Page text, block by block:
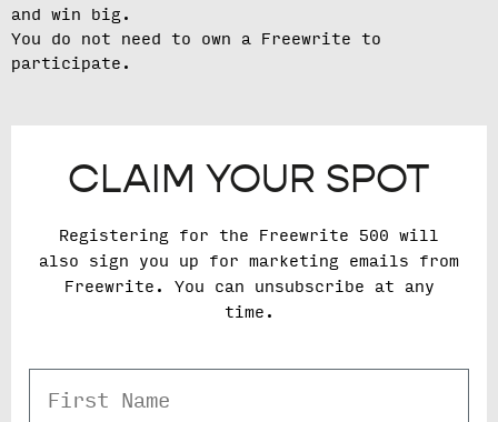
and win big.
You do not need to own a Freewrite to
participate.
CLAIM YOUR SPOT
Registering for the Freewrite 500 will
also sign you up for marketing emails from
Freewrite. You can unsubscribe at any
time.
First Name